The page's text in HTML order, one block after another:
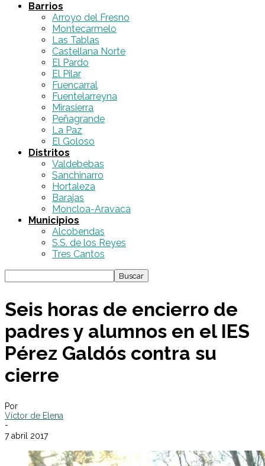
Barrios
Arroyo del Fresno
Montecarmelo
Las Tablas
Castellana Norte
El Pardo
El Pilar
Fuencarral
Fuentelarreyna
Mirasierra
Peñagrande
La Paz
El Goloso
Distritos
Valdebebas
Sanchinarro
Hortaleza
Barajas
Moncloa-Aravaca
Municipios
Alcobendas
S.S. de los Reyes
Tres Cantos
Seis horas de encierro de
padres y alumnos en el IES
Pérez Galdós contra su
cierre
Por
Víctor de Elena
-
7 abril 2017